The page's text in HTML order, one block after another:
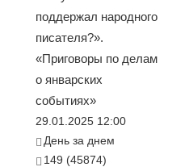
поддержал народного
писателя?».
«Приговоры по делам
о январских
событиях»
29.01.2025 12:00
День за днем
149 (45874)